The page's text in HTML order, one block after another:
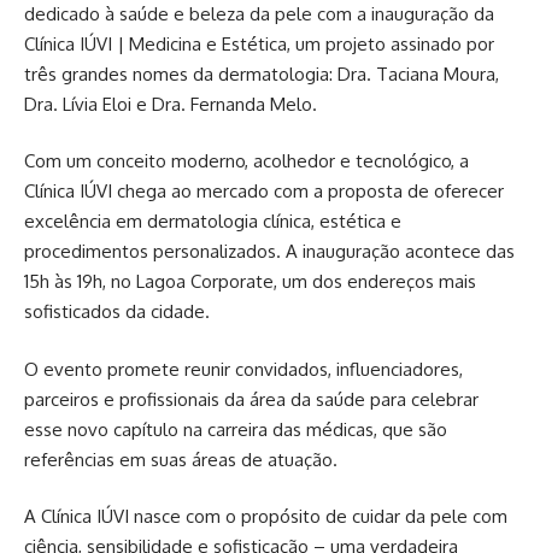
dedicado à saúde e beleza da pele com a inauguração da
Clínica IÚVI | Medicina e Estética, um projeto assinado por
três grandes nomes da dermatologia: Dra. Taciana Moura,
Dra. Lívia Eloi e Dra. Fernanda Melo.
Com um conceito moderno, acolhedor e tecnológico, a
Clínica IÚVI chega ao mercado com a proposta de oferecer
excelência em dermatologia clínica, estética e
procedimentos personalizados. A inauguração acontece das
15h às 19h, no Lagoa Corporate, um dos endereços mais
sofisticados da cidade.
O evento promete reunir convidados, influenciadores,
parceiros e profissionais da área da saúde para celebrar
esse novo capítulo na carreira das médicas, que são
referências em suas áreas de atuação.
A Clínica IÚVI nasce com o propósito de cuidar da pele com
ciência, sensibilidade e sofisticação – uma verdadeira